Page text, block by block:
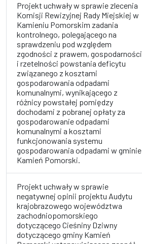
Projekt uchwały w sprawie zlecenia
Komisji Rewizyjnej Rady Miejskiej w
Kamieniu Pomorskim zadania
kontrolnego, polegającego na
sprawdzeniu pod względem
zgodności z prawem, gospodarności
i rzetelności powstania deficytu
związanego z kosztami
gospodarowania odpadami
komunalnymi, wynikającego z
różnicy powstałej pomiędzy
dochodami z pobranej opłaty za
gospodarowanie odpadami
komunalnymi a kosztami
funkcjonowania systemu
gospodarowania odpadami w gminie
Kamień Pomorski.
Projekt uchwały w sprawie
negatywnej opinii projektu Audytu
krajobrazowego województwa
zachodniopomorskiego
dotyczącego Cieśniny Dziwny
dotyczącego gminy Kamień